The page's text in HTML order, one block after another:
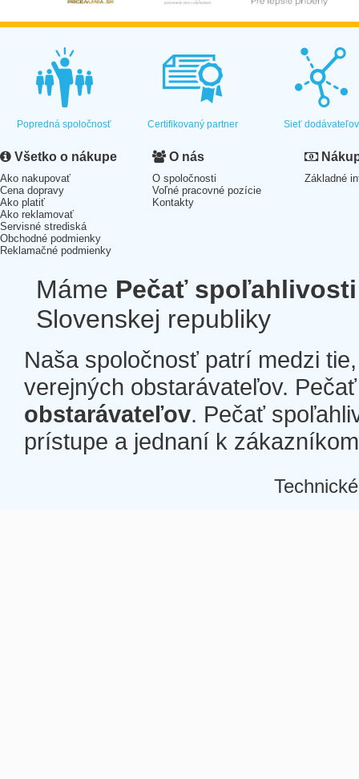
Popredná spoločnosť Certifikovaný partner Sieť dodávateľov
Všetko o nákupe
Ako nakupovať
Cena dopravy
Ako platiť
Ako reklamovať
Servisné strediská
Obchodné podmienky
Reklamačné podmienky
O nás
O spoločnosti
Voľné pracovné pozície
Kontakty
Základné
Máme Pečať spoľahlivosti
Slovenskej republiky
Naša spoločnosť patrí medzi
verejných obstarávateľov.
obstarávateľov. Pečať
prístupe a jednaní k